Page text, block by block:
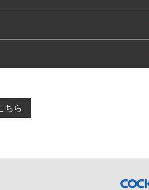
接ご予約いただいた店舗へご連絡くださ
ちら